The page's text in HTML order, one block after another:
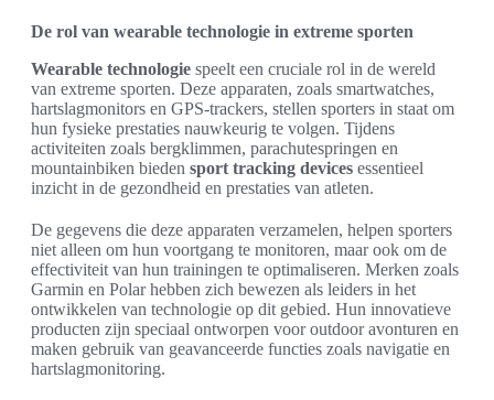
De rol van wearable technologie in extreme sporten
Wearable technologie speelt een cruciale rol in de wereld
van extreme sporten. Deze apparaten, zoals smartwatches,
hartslagmonitors en GPS-trackers, stellen sporters in staat om
hun fysieke prestaties nauwkeurig te volgen. Tijdens
activiteiten zoals bergklimmen, parachutespringen en
mountainbiken bieden sport tracking devices essentieel
inzicht in de gezondheid en prestaties van atleten.
De gegevens die deze apparaten verzamelen, helpen sporters
niet alleen om hun voortgang te monitoren, maar ook om de
effectiviteit van hun trainingen te optimaliseren. Merken zoals
Garmin en Polar hebben zich bewezen als leiders in het
ontwikkelen van technologie op dit gebied. Hun innovatieve
producten zijn speciaal ontworpen voor outdoor avonturen en
maken gebruik van geavanceerde functies zoals navigatie en
hartslagmonitoring.